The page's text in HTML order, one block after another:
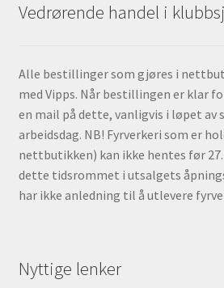
Vedrørende handel i
Alle bestillinger som gjøres i
med Vipps. Når bestillingen er klar
en mail på dette, vanligvis i løpet av
arbeidsdag. NB! Fyrverkeri som er
nettbutikken) kan ikke hentes før 27.
dette tidsrommet i utsalgets
har ikke anledning til å utlevere
Nyttige lenker